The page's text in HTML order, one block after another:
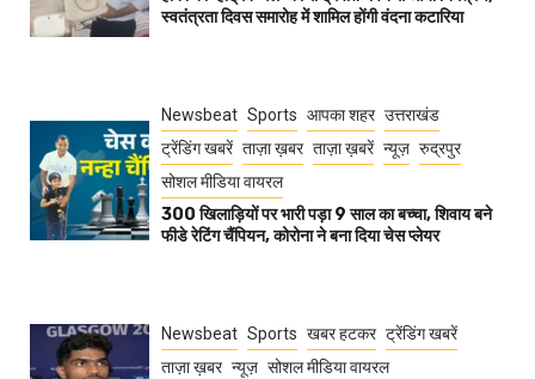
स्वतंत्रता दिवस समारोह में शामिल होंगी वंदना कटारिया
Newsbeat Sports आपका शहर उत्तराखंड
ट्रेंडिंग खबरें ताज़ा ख़बर ताज़ा ख़बरें न्यूज़ रुद्रपुर
सोशल मीडिया वायरल
300 खिलाड़ियों पर भारी पड़ा 9 साल का बच्चा, शिवाय बने
फीडे रेटिंग चैंपियन, कोरोना ने बना दिया चेस प्लेयर
Newsbeat Sports खबर हटकर ट्रेंडिंग खबरें
ताज़ा ख़बर न्यूज़ सोशल मीडिया वायरल